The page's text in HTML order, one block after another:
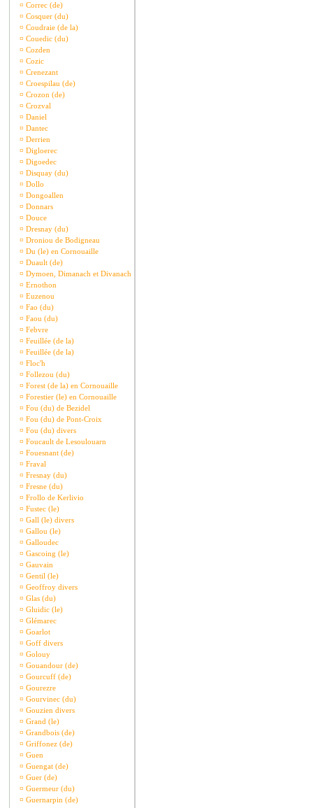
¤ Correc (de)
¤ Cosquer (du)
¤ Coudraie (de la)
¤ Couedic (du)
¤ Cozden
¤ Cozic
¤ Crenezant
¤ Croespilau (de)
¤ Crozon (de)
¤ Crozval
¤ Daniel
¤ Dantec
¤ Derrien
¤ Digloerec
¤ Digoedec
¤ Disquay (du)
¤ Dollo
¤ Dongoallen
¤ Donnars
¤ Douce
¤ Dresnay (du)
¤ Droniou de Bodigneau
¤ Du (le) en Cornouaille
¤ Duault (de)
¤ Dymoen, Dimanach et Divanach
¤ Ernothon
¤ Euzenou
¤ Fao (du)
¤ Faou (du)
¤ Febvre
¤ Feuillée (de la)
¤ Feuillée (de la)
¤ Floc'h
¤ Follezou (du)
¤ Forest (de la) en Cornouaille
¤ Forestier (le) en Cornouaille
¤ Fou (du) de Bezidel
¤ Fou (du) de Pont-Croix
¤ Fou (du) divers
¤ Foucault de Lesoulouarn
¤ Fouesnant (de)
¤ Fraval
¤ Fresnay (du)
¤ Fresne (du)
¤ Frollo de Kerlivio
¤ Fustec (le)
¤ Gall (le) divers
¤ Gallou (le)
¤ Galloudec
¤ Gascoing (le)
¤ Gauvain
¤ Gentil (le)
¤ Geoffroy divers
¤ Glas (du)
¤ Gluidic (le)
¤ Glémarec
¤ Goarlot
¤ Goff divers
¤ Golouy
¤ Gouandour (de)
¤ Gourcuff (de)
¤ Gourezre
¤ Gourvinec (du)
¤ Gouzien divers
¤ Grand (le)
¤ Grandbois (de)
¤ Griffonez (de)
¤ Guen
¤ Guengat (de)
¤ Guer (de)
¤ Guermeur (du)
¤ Guernarpin (de)